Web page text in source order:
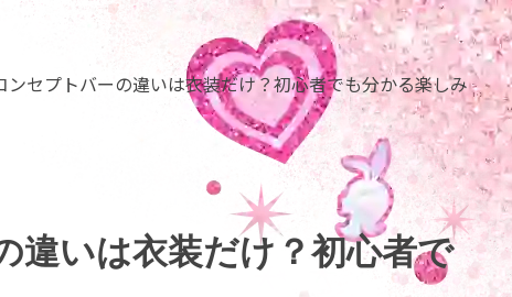
ンセプトバーの違いは衣装だけ？初心者でも分かる楽しみ
違いは衣装だけ？初心者で